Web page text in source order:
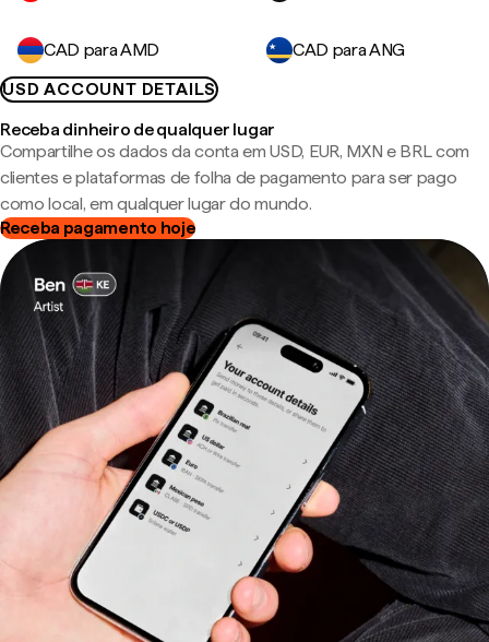
CAD para AMD
CAD para ANG
USD ACCOUNT DETAILS
Receba dinheiro de qualquer lugar
Compartilhe os dados da conta em USD, EUR, MXN e BRL com
clientes e plataformas de folha de pagamento para ser pago
como local, em qualquer lugar do mundo.
Receba pagamento hoje